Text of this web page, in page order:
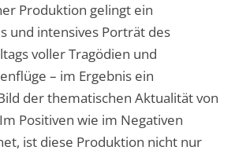
Produktion gelingt ein
und intensives Porträt des
voller Tragödien und
– im Ergebnis ein
der thematischen Aktualität von
Positiven wie im Negativen
ist diese Produktion nicht nur